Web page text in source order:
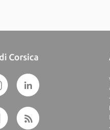
Corsica